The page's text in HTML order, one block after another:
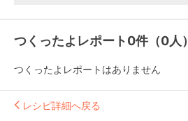
つくったよレポート0件（0人）
つくったよレポートはありません
レシピ詳細へ戻る